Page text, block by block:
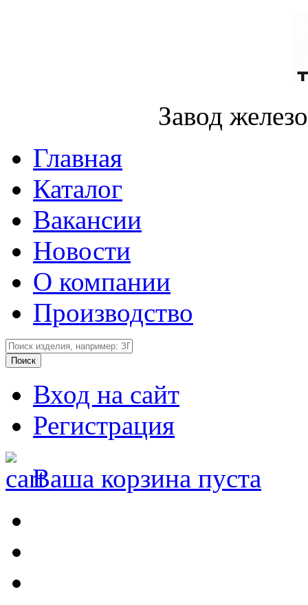
Завод
Главная
Каталог
Вакансии
Новости
О компании
Производство
Вход на сайт
Регистрация
Ваша корзина пуста